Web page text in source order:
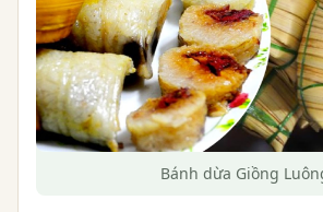
Bánh dừa Giồng